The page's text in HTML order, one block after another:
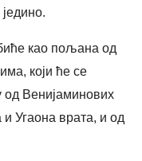
као пољана од
који ће се
од Венијаминових
Угаона врата, и од